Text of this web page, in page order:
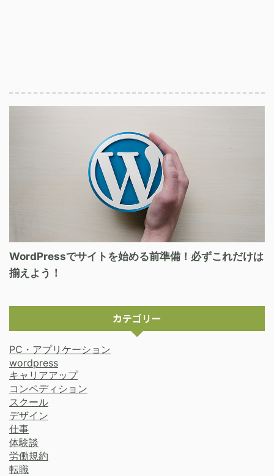
WordPressでサイトを始める前準備！必ずこれだけは
揃えよう！
カテゴリー
PC・アプリケーション
wordpress
キャリアアップ
コンペディション
スクール
デザイン
仕事
体験談
労働規約
転職